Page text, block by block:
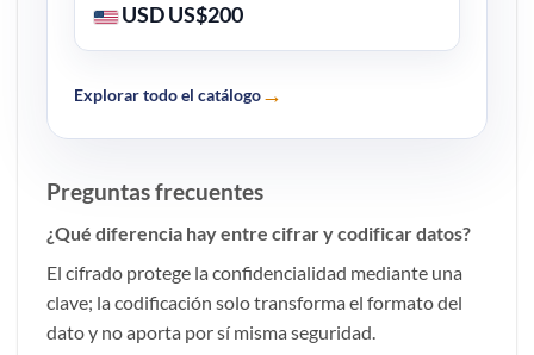
USD US$200
Explorar todo el catálogo→
Preguntas frecuentes
¿Qué diferencia hay entre cifrar y codificar datos?
El cifrado protege la confidencialidad mediante una
clave; la codificación solo transforma el formato del
dato y no aporta por sí misma seguridad.